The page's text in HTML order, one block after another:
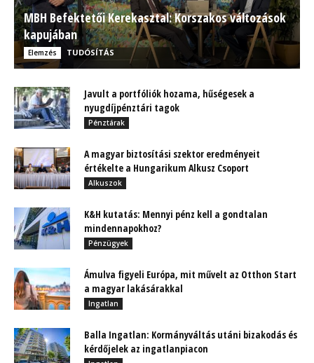
MBH Befektetői Kerekasztal: Korszakos változások
kapujában
Elemzés TUDÓSÍTÁS
Javult a portfóliók hozama, hűségesek a
nyugdíjpénztári tagok
Pénztárak
A magyar biztosítási szektor eredményeit
értékelte a Hungarikum Alkusz Csoport
Alkuszok
K&H kutatás: Mennyi pénz kell a gondtalan
mindennapokhoz?
Pénzügyek
Ámulva figyeli Európa, mit művelt az Otthon Start
a magyar lakásárakkal
Ingatlan
Balla Ingatlan: Kormányváltás utáni bizakodás és
kérdőjelek az ingatlanpiacon